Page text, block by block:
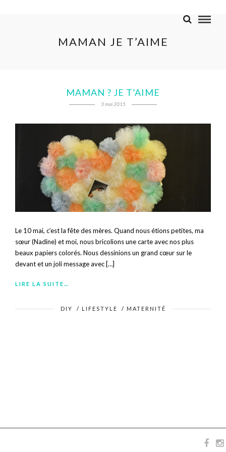
MAMAN JE T’AIME
MAMAN ? JE T’AIME
3 mai 2015
Le 10 mai, c’est la fête des mères. Quand nous étions petites, ma
sœur (Nadine) et moi, nous bricolions une carte avec nos plus
beaux papiers colorés. Nous dessinions un grand cœur sur le
devant et un joli message avec […]
LIRE LA SUITE…
DIY / LIFESTYLE / MATERNITÉ